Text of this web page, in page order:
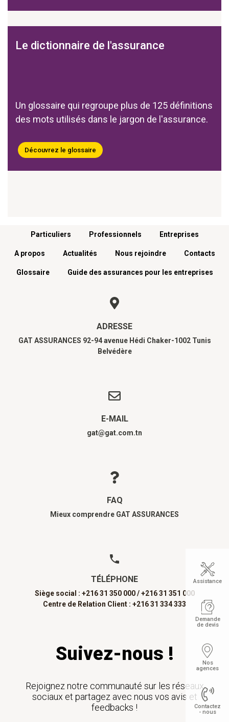
Le dictionnaire de l'assurance
Un glossaire qui regroupe plus de 125 définitions
des mots utilisés dans le jargon de l'assurance.
Découvrez le glossaire
Menu footer
Particuliers Professionnels Entreprises
A propos Actualités Nous rejoindre Contacts
Glossaire Guide des assurances pour les entreprises
ADRESSE
GAT ASSURANCES 92-94 avenue Hédi Chaker-1002 Tunis
Belvédère
E-MAIL
gat@gat.com.tn
FAQ
Mieux comprendre GAT ASSURANCES
TÉLÉPHONE
Siège social : +216 31 350 000 / +216 31 351 000
Centre de Relation Client : +216 31 334 333
Suivez-nous !
Rejoignez notre communauté sur les réseaux
sociaux et partagez avec nous vos avis et
feedbacks !
Assistance
Demande
de devis
Nos
agences
Contactez
- nous